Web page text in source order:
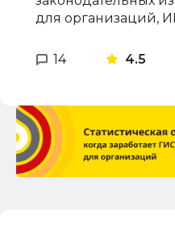
для организаций,
14 4.5